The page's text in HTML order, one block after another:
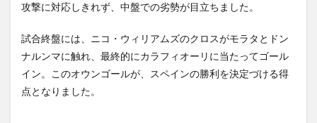
攻撃に対応しきれず、中盤での劣勢が目立ちました。
試合終盤には、ニコ・ウィリアムズのクロスがモラタとドン
ナルンマに触れ、最終的にカラフィオーリに当たってゴール
イン。このオウンゴールが、スペインの勝利を決定づける得
点となりました。